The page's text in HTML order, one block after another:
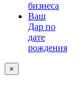
бизнеса
Ваш
Дар по
дате
рождения
×